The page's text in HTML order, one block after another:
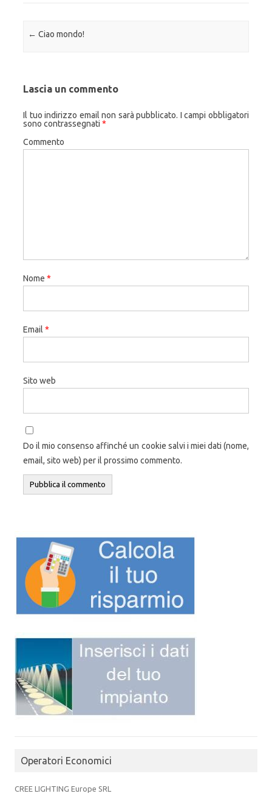
Navigazione articolo
← Ciao mondo!
Lascia un commento
Il tuo indirizzo email non sarà pubblicato. I campi obbligatori
sono contrassegnati *
Commento
Nome *
Email *
Sito web
Do il mio consenso affinché un cookie salvi i miei dati (nome,
email, sito web) per il prossimo commento.
Operatori Economici
CREE LIGHTING Europe SRL